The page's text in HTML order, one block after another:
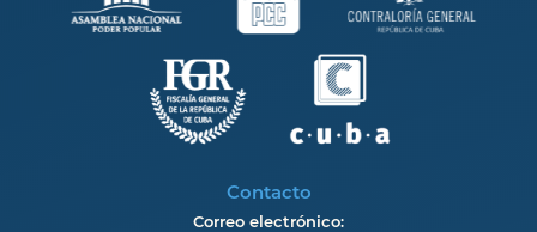
Contacto
Correo electrónico: